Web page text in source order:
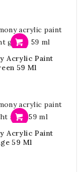
Acrylic Paint
59 Ml
Acrylic Paint
59 Ml